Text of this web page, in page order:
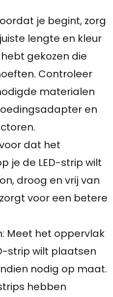
je begint, zorg
lengte en kleur
gekozen die
Controleer
materialen
en
dat het
je de LED-strip wilt
droog en vrij van
voor een betere
Meet het oppervlak
strip wilt plaatsen
nodig op maat.
hebben